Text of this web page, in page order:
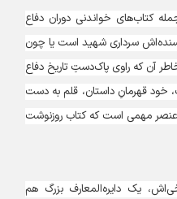
کتاب‌های خواندنی دوران دفاع
سرداری شهید است یا چون
آن که راوی پاک‌دستِ تاریخ دفاع
قهرمانِ داستان، قلم به دست
مهمی است که کتاب روزنوشت‌
یک دایره‌المعارف بزرگ هم